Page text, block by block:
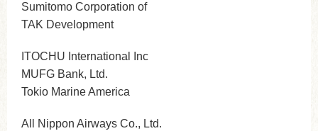
Sumitomo Corporation of
TAK Development
ITOCHU International Inc
MUFG Bank, Ltd.
Tokio Marine America
All Nippon Airways Co., Ltd.